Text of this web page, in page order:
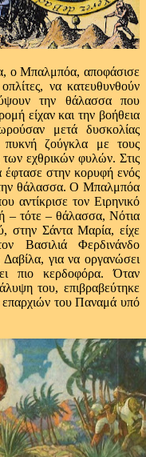
ο Μπαλμπόα, αποφάσισε
να κατευθυνθούν
την θάλασσα που
είχαν και την βοήθεια
μετά δυσκολίας
πυκνή ζούγκλα με τους
των εχθρικών φυλών. Στις
στην κορυφή ενός
την θάλασσα. Ο Μπαλμπόα
αντίκρισε τον Ειρηνικό
– τότε – θάλασσα, Νότια
Σάντα Μαρία, είχε
Βασιλιά Φερδινάνδο
για να οργανώσει
πιο κερδοφόρα. Όταν
του, επιβραβεύτηκε
επαρχιών του Παναμά υπό